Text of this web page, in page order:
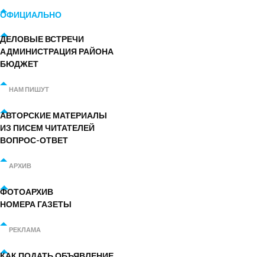
ОФИЦИАЛЬНО
ДЕЛОВЫЕ ВСТРЕЧИ
АДМИНИСТРАЦИЯ РАЙОНА
БЮДЖЕТ
НАМ ПИШУТ
АВТОРСКИЕ МАТЕРИАЛЫ
ИЗ ПИСЕМ ЧИТАТЕЛЕЙ
ВОПРОС-ОТВЕТ
АРХИВ
ФОТОАРХИВ
НОМЕРА ГАЗЕТЫ
РЕКЛАМА